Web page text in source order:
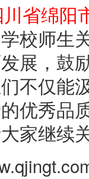
川省绵阳
校师生
展，鼓
不仅能
优秀品
家继续